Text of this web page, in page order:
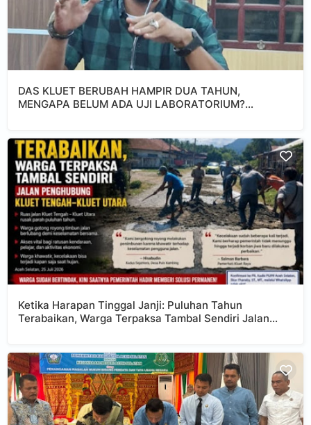
DAS KLUET BERUBAH HAMPIR DUA TAHUN,
MENGAPA BELUM ADA UJI LABORATORIUM?
Ketika Harapan Tinggal Janji: Puluhan Tahun
Terabaikan, Warga Terpaksa Tambal Sendiri Jalan